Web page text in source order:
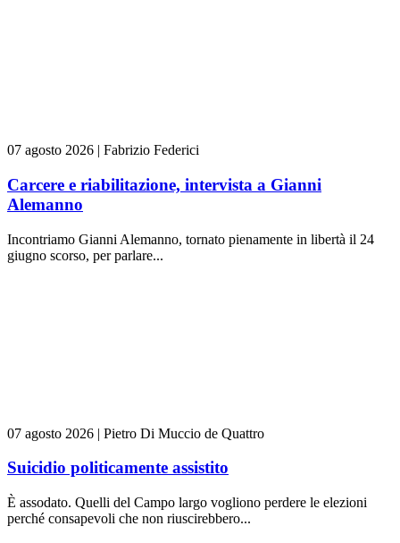
07 agosto 2026 | Fabrizio Federici
Carcere e riabilitazione, intervista a Gianni
Alemanno
Incontriamo Gianni Alemanno, tornato pienamente in libertà il 24
giugno scorso, per parlare...
07 agosto 2026 | Pietro Di Muccio de Quattro
Suicidio politicamente assistito
È assodato. Quelli del Campo largo vogliono perdere le elezioni
perché consapevoli che non riuscirebbero...